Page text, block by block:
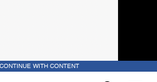
WITH CONTENT